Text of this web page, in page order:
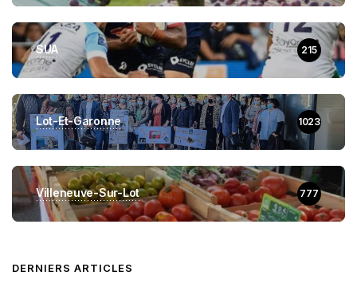
SUA 215
Lot-Et-Garonne 1023
Villeneuve-Sur-Lot 777
DERNIERS ARTICLES